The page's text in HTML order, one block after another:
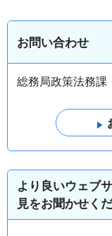
お問い合わせ
総務局政策法務課
より良いウェブ
見をお聞かせく